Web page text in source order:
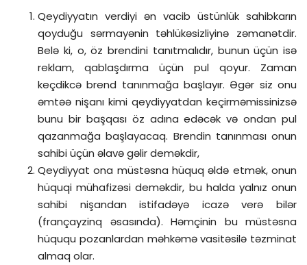
Qeydiyyatın verdiyi ən vacib üstünlük sahibkarın
qoyduğu sərmayənin təhlükəsizliyinə zəmanətdir.
Belə ki, o, öz brendini tanıtmalıdır, bunun üçün isə
reklam, qablaşdırma üçün pul qoyur. Zaman
keçdikcə brend tanınmağa başlayır. Əgər siz onu
əmtəə nişanı kimi qeydiyyatdan keçirməmissinizsə
bunu bir başqası öz adına edəcək və ondan pul
qazanmağa başlayacaq. Brendin tanınması onun
sahibi üçün əlavə gəlir deməkdir,
Qeydiyyat ona müstəsna hüquq əldə etmək, onun
hüquqi mühafizəsi deməkdir, bu halda yalnız onun
sahibi nişandan istifadəyə icazə verə bilər
(françayzinq əsasında). Həmçinin bu müstəsna
hüququ pozanlardan məhkəmə vasitəsilə təzminat
almaq olar.